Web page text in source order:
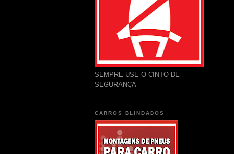
SEMPRE USE O CINTO DE
SEGURANÇA
CARROS BLINDADOS